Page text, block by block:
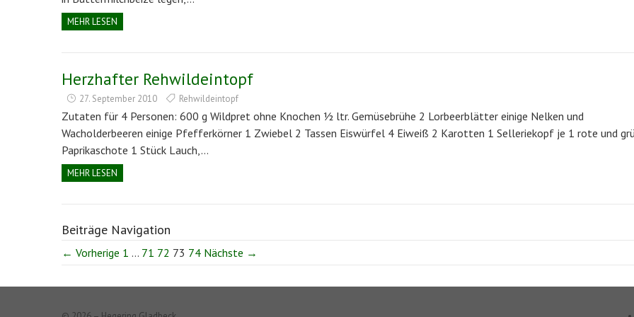
MEHR LESEN
Herzhafter Rehwildeintopf
27. September 2010 Rehwildeintopf
Zutaten für 4 Personen: 600 g Wildpret ohne Knochen ½ ltr. Gemüsebrühe 2 Lorbeerblätter einige Nelken und
Wacholderbeeren einige Pfefferkörner 1 Zwiebel 2 Tassen Eiswürfel 4 Eiweiß 2 Karotten 1 Selleriekopf je 1 rote und
Paprikaschote 1 Stück Lauch,…
MEHR LESEN
Beiträge Navigation
← Vorherige 1 … 71 72 73 74 Nächste →